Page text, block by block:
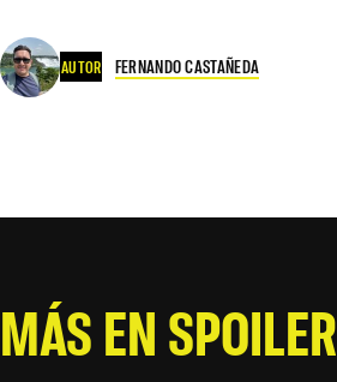
AUTOR FERNANDO CASTAÑEDA
MÁS EN SPOILER